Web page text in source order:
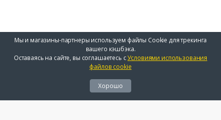
Мы и магазины-партнеры используем файлы Cookie для трекинга
вашего кэшбэка.
Оставаясь на сайте, вы соглашаетесь сУсловиями использования
файлов cookie
Хорошо